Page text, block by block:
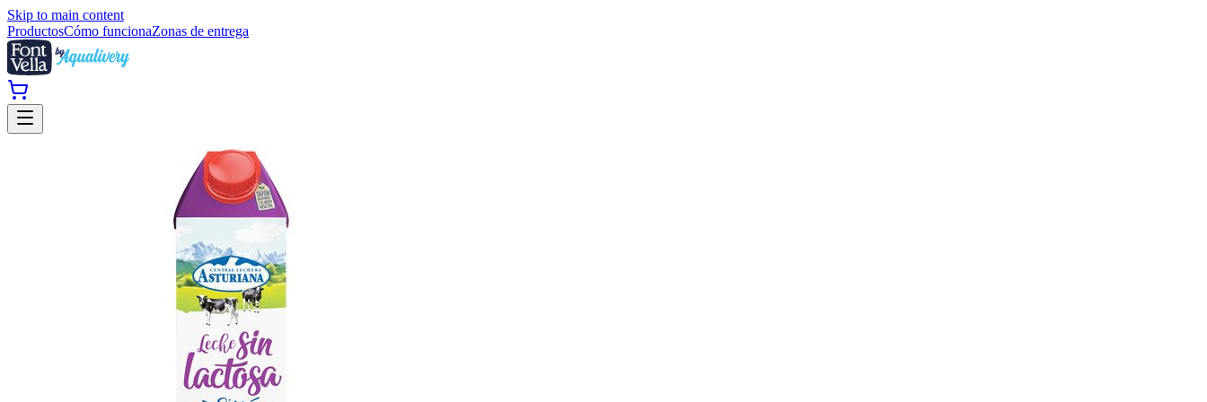
Skip to main content
ProductosCómo funcionaZonas de entrega